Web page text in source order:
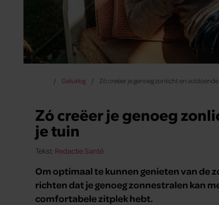
Gelukkig Zó creëer je genoeg zonlicht en
Zó creëer je genoeg
je tuin
Tekst: Redactie Santé
Om optimaal te kunnen genieten van de
richten dat je genoeg zonnestralen kan
comfortabele zitplek hebt.